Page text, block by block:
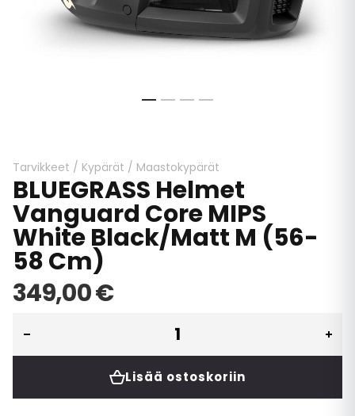
beginning
of
the
images
gallery
Tarvikkeet / Kypärät / Maastokypärät
BLUEGRASS Helmet
Vanguard Core MIPS
White Black/Matt M (56-
58 Cm)
349,00 €
Lisää ostoskoriin